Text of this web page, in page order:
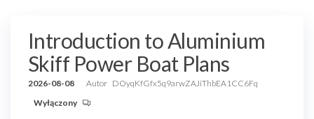
Introduction to Aluminium
Skiff Power Boat Plans
2026-08-08 Autor DOyqKfGfx5q9arwZAJiThbEA1CC6Fq
Wyłączony